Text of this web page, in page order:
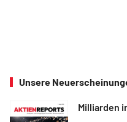
Unsere
Milliarden